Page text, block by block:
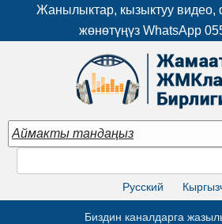
Жанылыктар, кызыктуу видео,
жөнөтүңүз WhatsApp
Русский
Биздин каналдарга